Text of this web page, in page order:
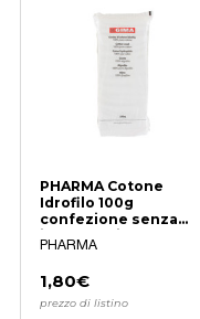
PHARMA Cotone
Idrofilo 100g
confezione senza
PHARMA
1,80€
prezzo di listino